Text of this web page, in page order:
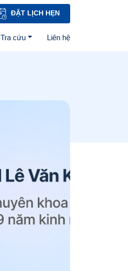
ĐẶT LỊCH HẸN
Tra cứu Liên hệ